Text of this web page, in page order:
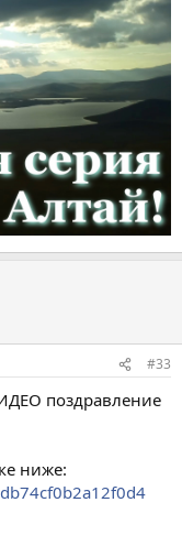
#33
поздравление
ниже: